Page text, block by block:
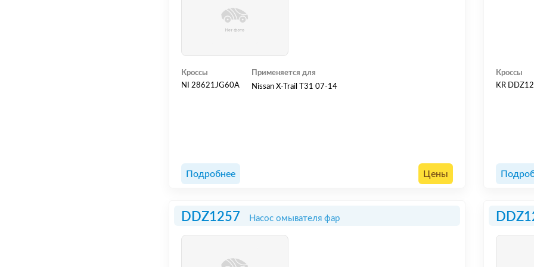
Кроссы
NI 28621JG60A
Применяется для
Nissan X-Trail T31 07-14
Подробнее Цены
Кроссы
KR
DDZ1257 Насос омывателя фар